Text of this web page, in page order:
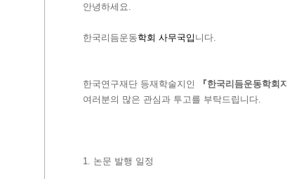
안녕하세요.
한국리듬운동학회 사무국입 니다.
한국연구재단 등재학술지인 『한국리듬운동학회지
여러분의 많은 관심과 투고를 부탁드립니다.
1. 논문 발행 일정